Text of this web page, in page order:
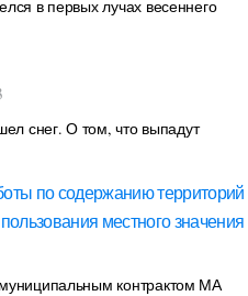
в первых лучах весеннего
снег. О том, что выпадут
по содержанию территорий
местного значения
контрактом МА